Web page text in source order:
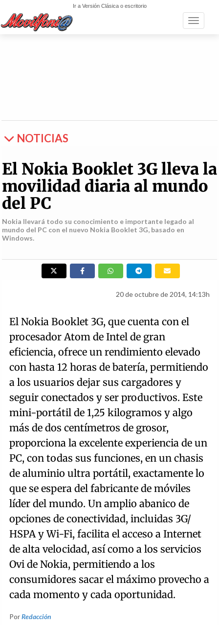
Ir a Versión Clásica o escritorio
Toggle
NOTICIAS
El Nokia Booklet 3G lleva la
movilidad diaria al mundo
del PC
Nokia llevará todo su conocimiento e importante legado al
mundo del PC con el nuevo Nokia Booklet 3G, basado en
Windows.
20 de octubre de 2014, 14:13h
El Nokia Booklet 3G, que cuenta con el
procesador Atom de Intel de gran
eficiencia, ofrece un rendimiento elevado
con hasta 12 horas de batería, permitiendo
a los usuarios dejar sus cargadores y
seguir conectados y ser productivos. Este
mini-portátil de 1,25 kilogramos y algo
más de dos centímetros de grosor,
proporciona la excelente experiencia de un
PC, con todas sus funciones, en un chasis
de aluminio ultra portátil, exactamente lo
que se espera del fabricante de móviles
líder del mundo. Un amplio abanico de
opciones de conectividad, incluidas 3G/
HSPA y Wi-Fi, facilita el acceso a Internet
de alta velocidad, así como a los servicios
Ovi de Nokia, permitiendo a los
consumidores sacar el máximo provecho a
cada momento y cada oportunidad.
PorRedacción